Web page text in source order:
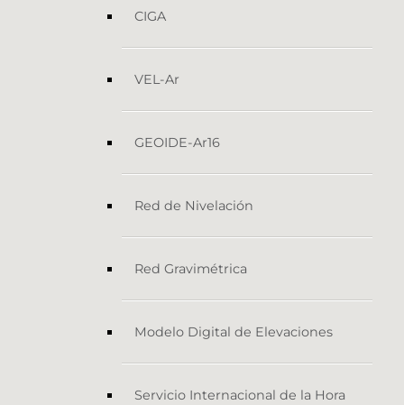
CIGA
VEL-Ar
GEOIDE-Ar16
Red de Nivelación
Red Gravimétrica
Modelo Digital de Elevaciones
Servicio Internacional de la Hora